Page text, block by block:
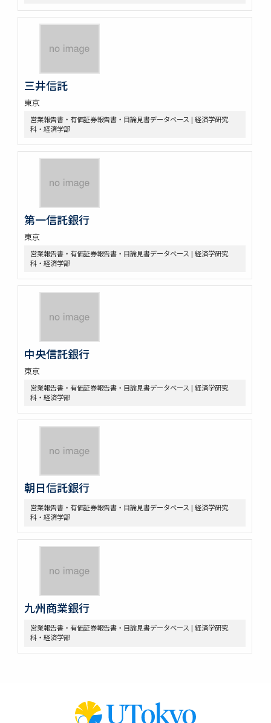
三井信託
東京
営業報告書・有価証券報告書・目論見書データベース | 経済学研究
科・経済学部
第一信託銀行
東京
営業報告書・有価証券報告書・目論見書データベース | 経済学研究
科・経済学部
中央信託銀行
東京
営業報告書・有価証券報告書・目論見書データベース | 経済学研究
科・経済学部
朝日信託銀行
営業報告書・有価証券報告書・目論見書データベース | 経済学研究
科・経済学部
九州商業銀行
営業報告書・有価証券報告書・目論見書データベース | 経済学研究
科・経済学部